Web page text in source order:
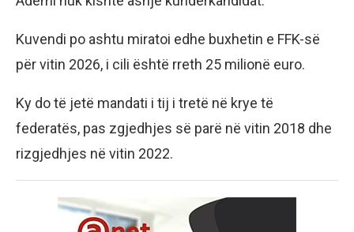
Kuvendi po ashtu miratoi edhe buxhetin e FFK-së
për vitin 2026, i cili është rreth 25 milionë euro.
Ky do të jetë mandati i tij i tretë në krye të
federatës, pas zgjedhjes së parë në vitin 2018 dhe
rizgjedhjes në vitin 2022.